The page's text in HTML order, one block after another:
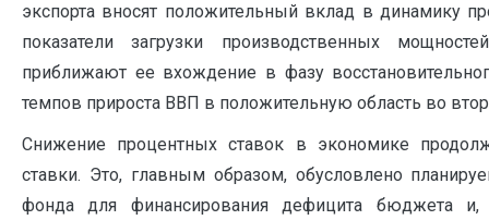
экспорта вносят положительный вклад в динамику
показатели загрузки производственных
приближают ее вхождение в фазу
темпов прироста ВВП в положительную область во
Снижение процентных ставок в экономике
ставки. Это, главным образом, обусловлено
фонда для финансирования дефицита бюджета